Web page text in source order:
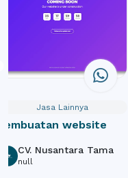
Jasa Lainnya
website
CV. Nusantara Tama
null